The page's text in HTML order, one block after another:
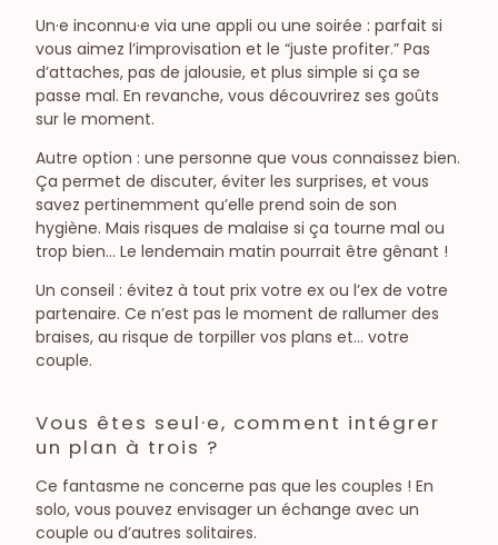
Un·e inconnu·e via une appli ou une soirée : parfait si
vous aimez l’improvisation et le “juste profiter.” Pas
d’attaches, pas de jalousie, et plus simple si ça se
passe mal. En revanche, vous découvrirez ses goûts
sur le moment.
Autre option : une personne que vous connaissez bien.
Ça permet de discuter, éviter les surprises, et vous
savez pertinemment qu’elle prend soin de son
hygiène. Mais risques de malaise si ça tourne mal ou
trop bien… Le lendemain matin pourrait être gênant !
Un conseil : évitez à tout prix votre ex ou l’ex de votre
partenaire. Ce n’est pas le moment de rallumer des
braises, au risque de torpiller vos plans et… votre
couple.
Vous êtes seul·e, comment intégrer
un plan à trois ?
Ce fantasme ne concerne pas que les couples ! En
solo, vous pouvez envisager un échange avec un
couple ou d’autres solitaires.